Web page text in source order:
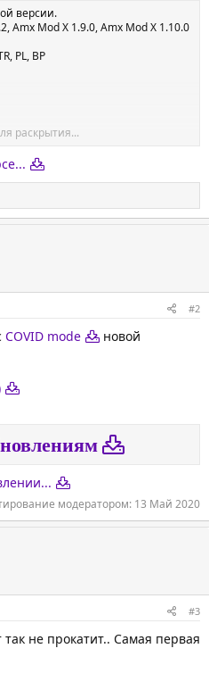
версии.
Amx Mod X 1.9.0, Amx Mod X 1.10.0
PL, BP
атмосферу масок на
раскрытия...
#2
COVID mode
новой
модератором: 13 Май 2020
#3
не прокатит.. Самая первая